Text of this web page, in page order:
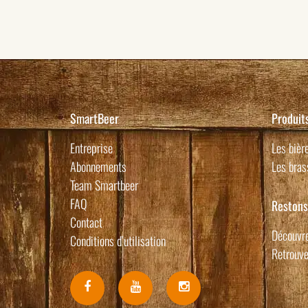
SmartBeer
Entreprise
Abonnements
Team Smartbeer
FAQ
Contact
Conditions d’utilisation
Les
Les